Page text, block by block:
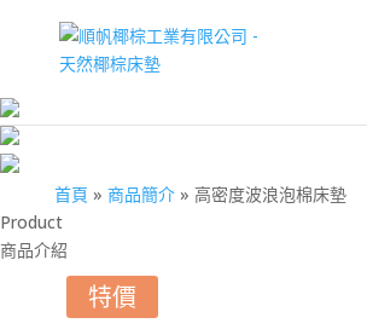
首頁 » 商品簡介» 高密度波浪泡棉床墊
Product
商品介紹
特價